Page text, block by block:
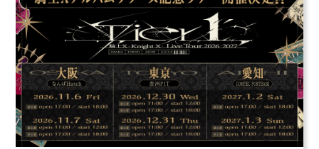
合計フォロワー数
86,248,855
合計再生数
199.44 億
CREATOR
すとぷり